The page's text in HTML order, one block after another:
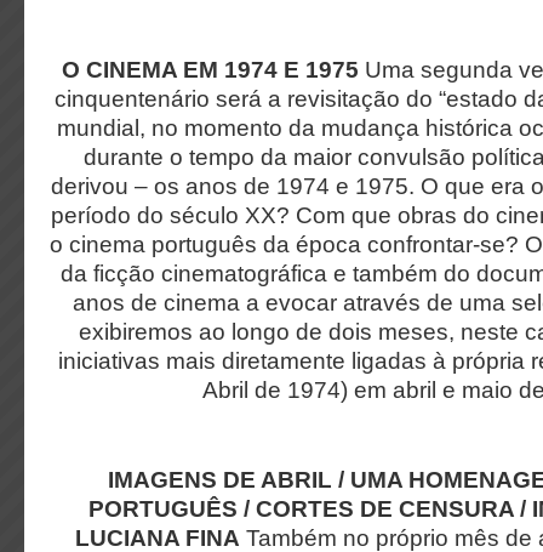
O CINEMA EM 1974 E 1975 Uma segunda
cinquentenário será a revisitação do “estado
mundial, no momento da mudança histórica
durante o tempo da maior convulsão
derivou – os anos de 1974 e 1975. O que era
período do século XX? Com que obras do
o cinema português da época confrontar-se?
da ficção cinematográfica e também do
anos de cinema a evocar através de uma
exibiremos ao longo de dois meses, neste
iniciativas mais diretamente ligadas à própria
Abril de 1974) em abril e maio
IMAGENS DE ABRIL / UMA
PORTUGUÊS / CORTES DE CENSURA /
LUCIANA FINA Também no próprio mês de